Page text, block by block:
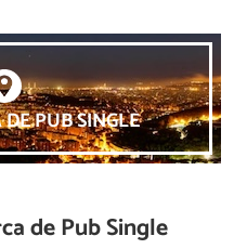
DE PUB SINGLE
dePub Single